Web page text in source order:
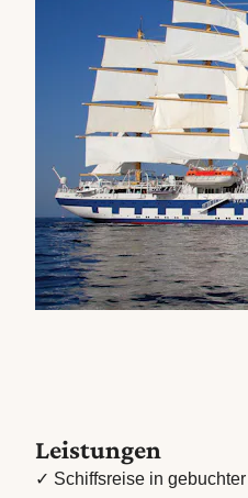
Leistungen
✓ Schiffsreise in